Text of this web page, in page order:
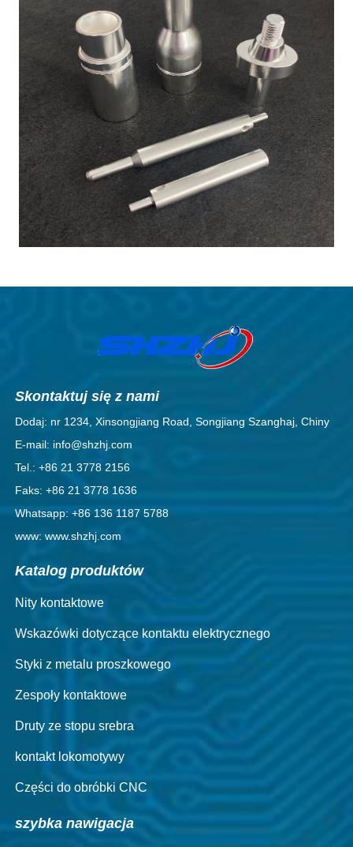
Skontaktuj się z nami
Dodaj: nr 1234, Xinsongjiang Road, Songjiang Szanghaj, Chiny
E-mail: info@shzhj.com
Tel.: +86 21 3778 2156
Faks: +86 21 3778 1636
Whatsapp: +86 136 1187 5788
www: www.shzhj.com
Katalog produktów
Nity kontaktowe
Wskazówki dotyczące kontaktu elektrycznego
Styki z metalu proszkowego
Zespoły kontaktowe
Druty ze stopu srebra
kontakt lokomotywy
Części do obróbki CNC
szybka nawigacja